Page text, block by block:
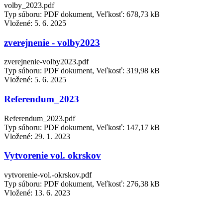
volby_2023.pdf
Typ súboru: PDF dokument, Veľkosť: 678,73 kB
Vložené: 5. 6. 2025
zverejnenie - volby2023
zverejnenie-volby2023.pdf
Typ súboru: PDF dokument, Veľkosť: 319,98 kB
Vložené: 5. 6. 2025
Referendum_2023
Referendum_2023.pdf
Typ súboru: PDF dokument, Veľkosť: 147,17 kB
Vložené: 29. 1. 2023
Vytvorenie vol. okrskov
vytvorenie-vol.-okrskov.pdf
Typ súboru: PDF dokument, Veľkosť: 276,38 kB
Vložené: 13. 6. 2023